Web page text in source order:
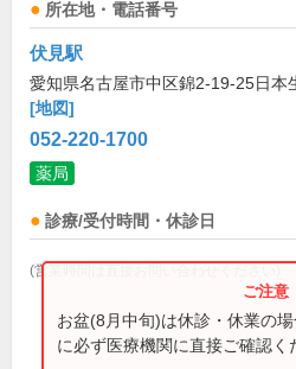
所在地・電話番号
伏見駅
愛知県名古屋市中区錦2-19-25日本
[地図]
052-220-1700
薬局
診療/受付時間・休診日
(営業時間は直接お問い合わせください)
お盆(8月中旬)は休診・休業の
に必ず医療機関に直接ご確認く